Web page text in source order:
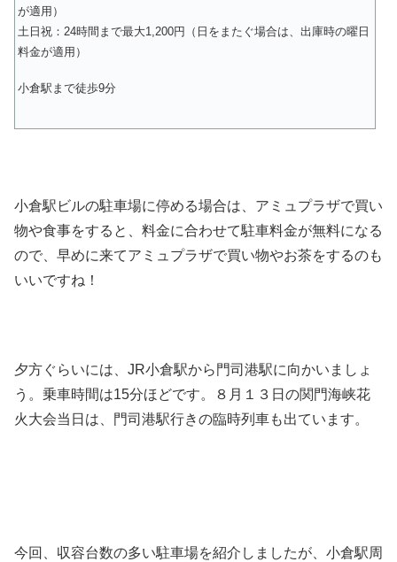
が適用）
土日祝：24時間まで最大1,200円（日をまたぐ場合は、出庫時の曜日
料金が適用）
小倉駅まで徒歩9分
小倉駅ビルの駐車場に停める場合は、アミュプラザで買い
物や食事をすると、料金に合わせて駐車料金が無料になる
ので、早めに来てアミュプラザで買い物やお茶をするのも
いいですね！
夕方ぐらいには、JR小倉駅から門司港駅に向かいましょ
う。乗車時間は15分ほどです。８月１３日の関門海峡花
火大会当日は、門司港駅行きの臨時列車も出ています。
今回、収容台数の多い駐車場を紹介しましたが、小倉駅周